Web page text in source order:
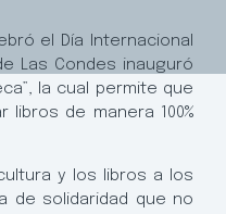
el Día Internacional
Las Condes inauguró
la cual permite que
libros de manera 100%
y los libros a los
de solidaridad que no